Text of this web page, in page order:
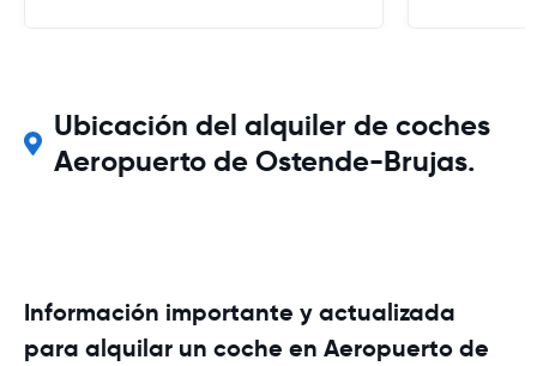
Ubicación del alquiler de coches
Aeropuerto de Ostende-Brujas.
Información importante y actualizada
para alquilar un coche en Aeropuerto de